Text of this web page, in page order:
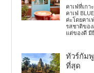
คาเฟ่ที่เกา
คาเฟ่
ค่ะโดยคาเ
รสชาติขอ
แต่ของดี มี
ทัวร์กัม
ที่สุด